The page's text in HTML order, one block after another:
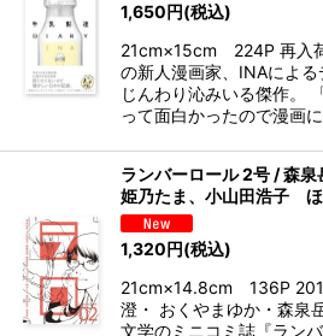
1,650円(税込)
21cm×15cm 224P 再入
の新人漫画家、INAによる
じんわり沁みいる傑作。
って面白かったので漫画
ランバーロール 2号 / 森泉
姫乃たま、小山田浩子
1,320円(税込)
21cm×14.8cm 136P
澄・ おくやまゆか・森泉
文学のミニコミ誌『ラン